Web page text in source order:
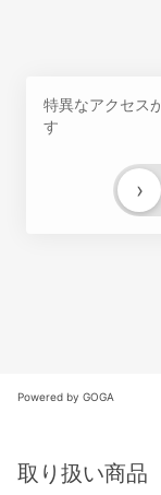
特異なアクセス
す
›
Powered by GOGA
取り扱い商品